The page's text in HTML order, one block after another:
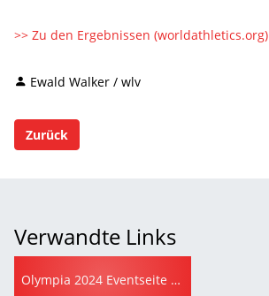
>> Zu den Ergebnissen (worldathletics.org)
Ewald Walker / wlv
Zurück
Verwandte Links
Olympia 2024 Eventseite auf leichtathletik.de